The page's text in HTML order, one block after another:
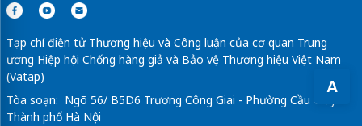
A
Tạp chí điện tử Thương hiệu và Công luận của cơ quan Trung
ương Hiệp hội Chống hàng giả và Bảo vệ Thương hiệu Việt Nam
(Vatap)
Tòa soạn: Ngõ 56/ B5D6 Trương Công Giai - Phường Cầu Giấy -
Thành phố Hà Nội